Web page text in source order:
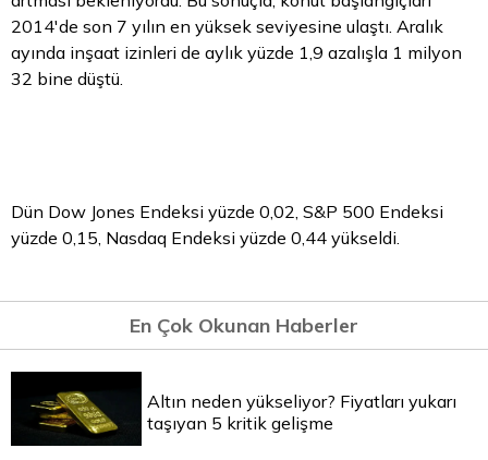
2014'de son 7 yılın en yüksek seviyesine ulaştı. Aralık
ayında inşaat izinleri de aylık yüzde 1,9 azalışla 1 milyon
32 bine düştü.
Dün Dow Jones Endeksi yüzde 0,02, S&P 500 Endeksi
yüzde 0,15, Nasdaq Endeksi yüzde 0,44 yükseldi.
En Çok Okunan Haberler
Altın neden yükseliyor? Fiyatları yukarı
taşıyan 5 kritik gelişme